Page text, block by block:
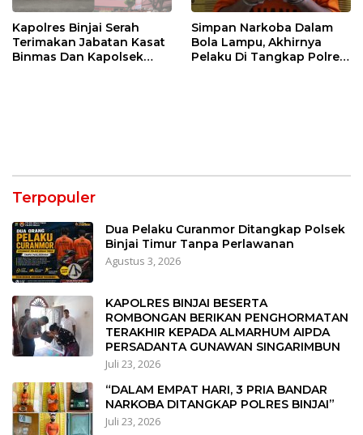
Kapolres Binjai Serah
Terimakan Jabatan Kasat
Binmas Dan Kapolsek
Simpan Narkoba Dalam
Bola Lampu, Akhirnya
Pelaku Di Tangkap Polres
Terpopuler
Dua Pelaku Curanmor Ditangkap Polsek
Binjai Timur Tanpa Perlawanan
Agustus 3, 2026
KAPOLRES BINJAI BESERTA
ROMBONGAN BERIKAN PENGHORMATAN
TERAKHIR KEPADA ALMARHUM AIPDA
PERSADANTA GUNAWAN SINGARIMBUN
Juli 23, 2026
“DALAM EMPAT HARI, 3 PRIA BANDAR
NARKOBA DITANGKAP POLRES BINJAI”
Juli 23, 2026